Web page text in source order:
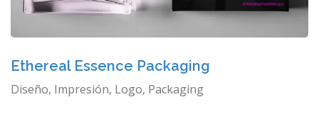
Ethereal Essence Packaging
Diseño, Impresión, Logo, Packaging